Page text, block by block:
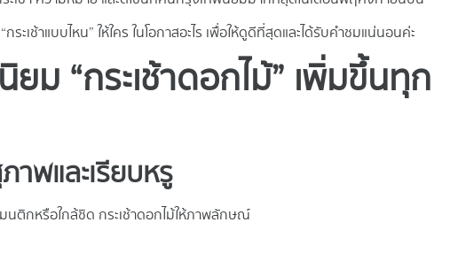
ะเช้าแบบไหน” ให้ใคร ในโอกาสอะไร เพื่อให้ดูดีที่สุดและได้รับคำชมแน่นอนค่ะ
ม “กระเช้าดอกไม้” เพิ่มขึ้นทุก
าพและเรียบหรู
นติกหรือใกล้ชิด กระเช้าดอกไม้ให้ภาพลักษณ์